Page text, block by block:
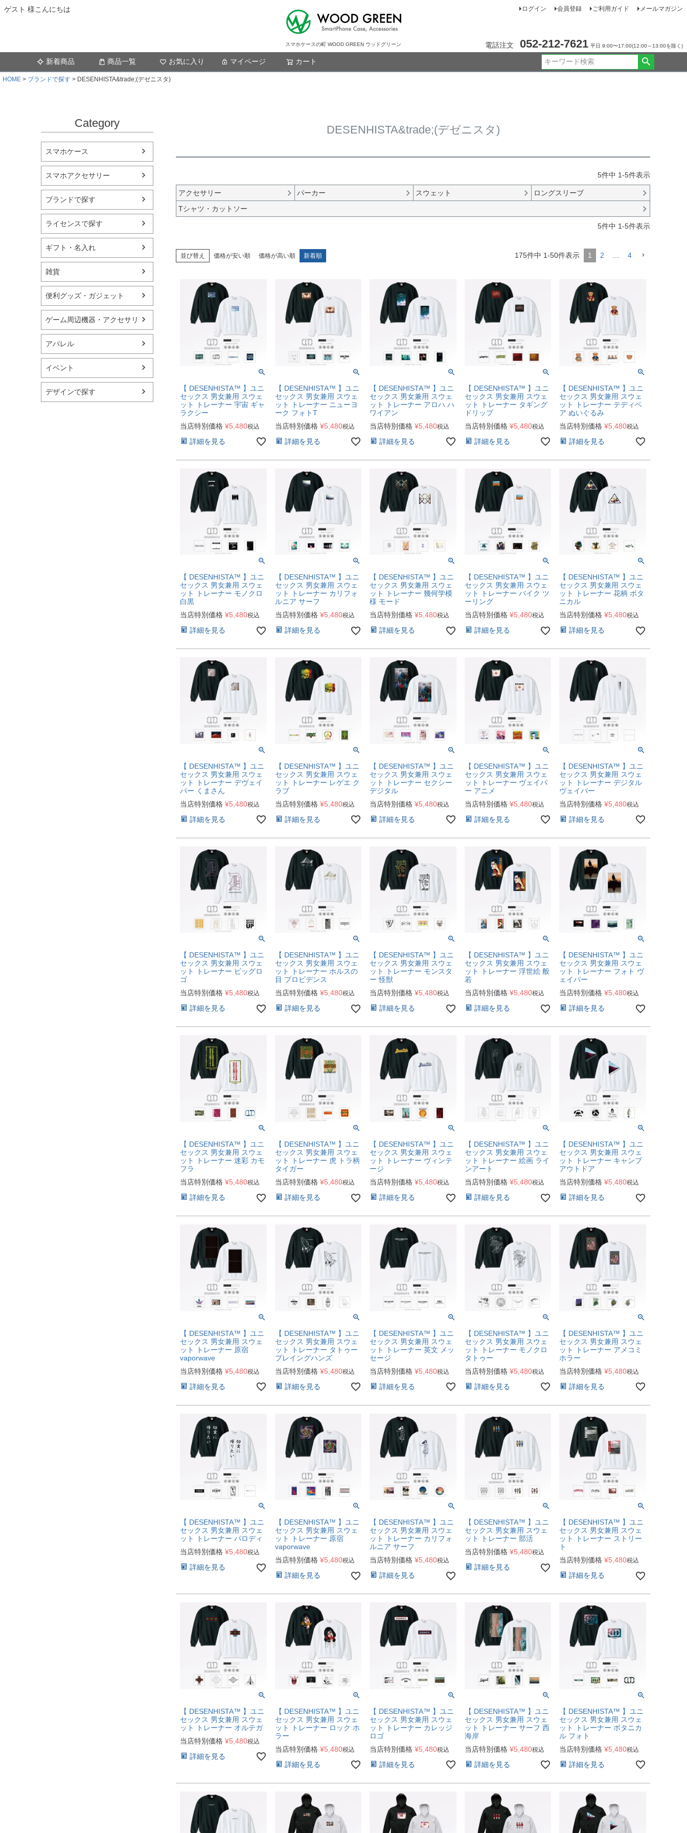
ゲスト 様こんにちは
スマホケースの町 WOOD GREEN ウッドグリーン
ログイン 会員登録 ご利用ガイド メールマガジン
電話注文 052-212-7621 平日 9:00〜17:00(12:00～13:00を除く)
新着商品 商品一覧 お気に入り マイページ カート
HOME ブランドで探す DESENHISTA&trade;(デゼニスタ)
Category
スマホケース
スマホアクセサリー
ブランドで探す
ライセンスで探す
ギフト・名入れ
雑貨
便利グッズ・ガジェット
ゲーム周辺機器・アクセサリ
アパレル
イベント
デザインで探す
DESENHISTA&trade;(デゼニスタ)
5件中 1-5件表示
アクセサリー パーカー スウェット
ロングスリーブ
Tシャツ・カットソー
5件中 1-5件表示
並び替え 価格が安い順 価格が高い順 新着順 175件中 1-50件表示 1 2 … 4
【 DESENHISTA™ 】ユニ
セックス 男女兼用 スウェ
ット トレーナー 宇宙 ギャ
ラクシー
当店特別価格 ¥5,480税込
詳細を見る
【 DESENHISTA™ 】ユニ
セックス 男女兼用 スウェ
ット トレーナー ニューヨ
ーク フォトT
当店特別価格 ¥5,480税込
詳細を見る
【 DESENHISTA™ 】ユニ
セックス 男女兼用 スウェ
ット トレーナー アロハ ハ
ワイアン
当店特別価格 ¥5,480税込
詳細を見る
【 DESENHISTA™ 】ユニ
セックス 男女兼用 スウェ
ット トレーナー タギング
ドリップ
当店特別価格 ¥5,480税込
詳細を見る
【 DESENHISTA™ 】ユニ
セックス 男女兼用 スウェ
ット トレーナー テディベ
ア ぬいぐるみ
当店特別価格 ¥5,480税込
詳細を見る
【 DESENHISTA™ 】ユニ
セックス 男女兼用 スウェ
ット トレーナー モノクロ
白黒
当店特別価格 ¥5,480税込
詳細を見る
【 DESENHISTA™ 】ユニ
セックス 男女兼用 スウェ
ット トレーナー カリフォ
ルニア サーフ
当店特別価格 ¥5,480税込
詳細を見る
【 DESENHISTA™ 】ユニ
セックス 男女兼用 スウェ
ット トレーナー 幾何学模
様 モード
当店特別価格 ¥5,480税込
詳細を見る
【 DESENHISTA™ 】ユニ
セックス 男女兼用 スウェ
ット トレーナー バイク ツ
ーリング
当店特別価格 ¥5,480税込
詳細を見る
【 DESENHISTA™ 】ユニ
セックス 男女兼用 スウェ
ット トレーナー 花柄 ボタ
ニカル
当店特別価格 ¥5,480税込
詳細を見る
【 DESENHISTA™ 】ユニ
セックス 男女兼用 スウェ
ット トレーナー デヴェイ
パー くまさん
当店特別価格 ¥5,480税込
詳細を見る
【 DESENHISTA™ 】ユニ
セックス 男女兼用 スウェ
ット トレーナー レゲエ ク
ラブ
当店特別価格 ¥5,480税込
詳細を見る
【 DESENHISTA™ 】ユニ
セックス 男女兼用 スウェ
ット トレーナー セクシー
デジタル
当店特別価格 ¥5,480税込
詳細を見る
【 DESENHISTA™ 】ユニ
セックス 男女兼用 スウェ
ット トレーナー ヴェイパ
ー アニメ
当店特別価格 ¥5,480税込
詳細を見る
【 DESENHISTA™ 】ユニ
セックス 男女兼用 スウェ
ット トレーナー デジタル
ヴェイパー
当店特別価格 ¥5,480税込
詳細を見る
【 DESENHISTA™ 】ユニ
セックス 男女兼用 スウェ
ット トレーナー ビッグロ
ゴ
当店特別価格 ¥5,480税込
詳細を見る
【 DESENHISTA™ 】ユニ
セックス 男女兼用 スウェ
ット トレーナー ホルスの
目 プロビデンス
当店特別価格 ¥5,480税込
詳細を見る
【 DESENHISTA™ 】ユニ
セックス 男女兼用 スウェ
ット トレーナー モンスタ
ー 怪獣
当店特別価格 ¥5,480税込
詳細を見る
【 DESENHISTA™ 】ユニ
セックス 男女兼用 スウェ
ット トレーナー 浮世絵 般
若
当店特別価格 ¥5,480税込
詳細を見る
【 DESENHISTA™ 】ユニ
セックス 男女兼用 スウェ
ット トレーナー フォト ヴ
ェイパー
当店特別価格 ¥5,480税込
詳細を見る
【 DESENHISTA™ 】ユニ
セックス 男女兼用 スウェ
ット トレーナー 迷彩 カモ
フラ
当店特別価格 ¥5,480税込
詳細を見る
【 DESENHISTA™ 】ユニ
セックス 男女兼用 スウェ
ット トレーナー 虎 トラ柄
タイガー
当店特別価格 ¥5,480税込
詳細を見る
【 DESENHISTA™ 】ユニ
セックス 男女兼用 スウェ
ット トレーナー ヴィンテ
ージ
当店特別価格 ¥5,480税込
詳細を見る
【 DESENHISTA™ 】ユニ
セックス 男女兼用 スウェ
ット トレーナー 絵画 ライ
ンアート
当店特別価格 ¥5,480税込
詳細を見る
【 DESENHISTA™ 】ユニ
セックス 男女兼用 スウェ
ット トレーナー キャンプ
アウトドア
当店特別価格 ¥5,480税込
詳細を見る
【 DESENHISTA™ 】ユニ
セックス 男女兼用 スウェ
ット トレーナー 原宿
vaporwave
当店特別価格 ¥5,480税込
詳細を見る
【 DESENHISTA™ 】ユニ
セックス 男女兼用 スウェ
ット トレーナー タトゥー
プレイングハンズ
当店特別価格 ¥5,480税込
詳細を見る
【 DESENHISTA™ 】ユニ
セックス 男女兼用 スウェ
ット トレーナー 英文 メッ
セージ
当店特別価格 ¥5,480税込
詳細を見る
【 DESENHISTA™ 】ユニ
セックス 男女兼用 スウェ
ット トレーナー モノクロ
タトゥー
当店特別価格 ¥5,480税込
詳細を見る
【 DESENHISTA™ 】ユニ
セックス 男女兼用 スウェ
ット トレーナー アメコミ
ホラー
当店特別価格 ¥5,480税込
詳細を見る
【 DESENHISTA™ 】ユニ
セックス 男女兼用 スウェ
ット トレーナー パロディ
当店特別価格 ¥5,480税込
詳細を見る
【 DESENHISTA™ 】ユニ
セックス 男女兼用 スウェ
ット トレーナー 原宿
vaporwave
当店特別価格 ¥5,480税込
詳細を見る
【 DESENHISTA™ 】ユニ
セックス 男女兼用 スウェ
ット トレーナー カリフォ
ルニア サーフ
当店特別価格 ¥5,480税込
詳細を見る
【 DESENHISTA™ 】ユニ
セックス 男女兼用 スウェ
ット トレーナー 部活
当店特別価格 ¥5,480税込
詳細を見る
【 DESENHISTA™ 】ユニ
セックス 男女兼用 スウェ
ット トレーナー ストリー
ト
当店特別価格 ¥5,480税込
詳細を見る
【 DESENHISTA™ 】ユニ
セックス 男女兼用 スウェ
ット トレーナー オルテガ
当店特別価格 ¥5,480税込
詳細を見る
【 DESENHISTA™ 】ユニ
セックス 男女兼用 スウェ
ット トレーナー ロック ホ
ラー
当店特別価格 ¥5,480税込
詳細を見る
【 DESENHISTA™ 】ユニ
セックス 男女兼用 スウェ
ット トレーナー カレッジ
ロゴ
当店特別価格 ¥5,480税込
詳細を見る
【 DESENHISTA™ 】ユニ
セックス 男女兼用 スウェ
ット トレーナー サーフ 西
海岸
当店特別価格 ¥5,480税込
詳細を見る
【 DESENHISTA™ 】ユニ
セックス 男女兼用 スウェ
ット トレーナー ボタニカ
ル フォト
当店特別価格 ¥5,480税込
詳細を見る